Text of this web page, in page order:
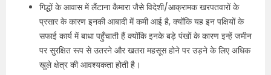
गिद्धों के आवास में लैंटाना कैमारा जैसे विदेशी/आक्रामक खरपतवारों के
प्रसार के कारण इनकी आबादी में कमी आई है, क्योंकि यह इन पक्षियों के
सफाई कार्य में बाधा पहुँचाती हैं क्योंकि इनके बड़े पंखों के कारण इन्हें जमीन
पर सुरक्षित रूप से उतरने और खतरा महसूस होने पर उड़ने के लिए अधिक
खुले क्षेत्र की आवश्यकता होती है।